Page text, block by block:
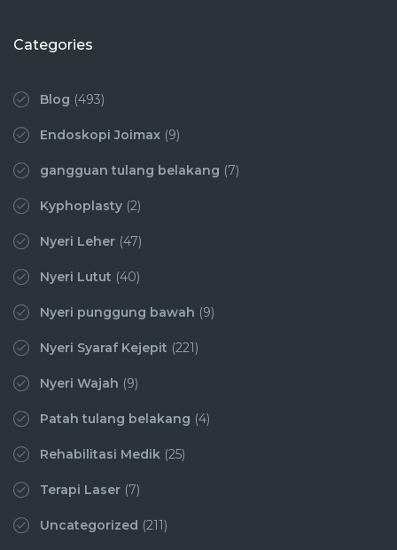
Categories
Blog (493)
Endoskopi Joimax (9)
gangguan tulang belakang (7)
Kyphoplasty (2)
Nyeri Leher (47)
Nyeri Lutut (40)
Nyeri punggung bawah (9)
Nyeri Syaraf Kejepit (221)
Nyeri Wajah (9)
Patah tulang belakang (4)
Rehabilitasi Medik (25)
Terapi Laser (7)
Uncategorized (211)